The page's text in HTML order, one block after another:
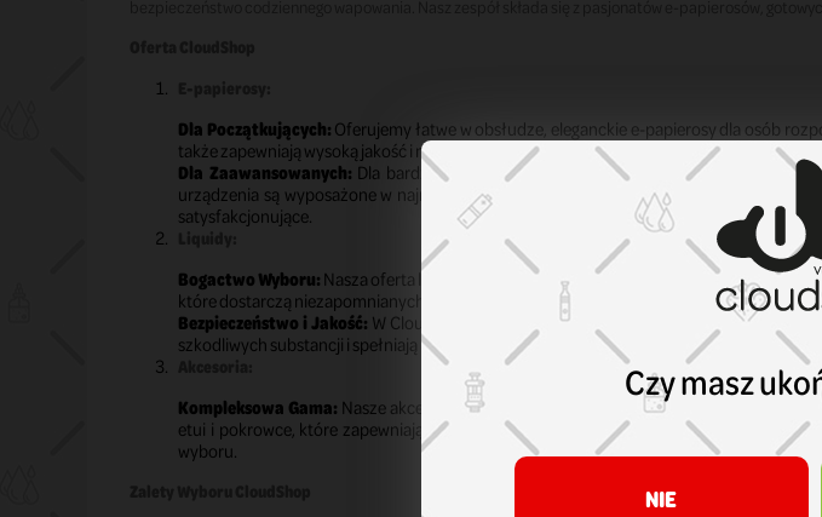
Dla Początkujących:Oferujemy łatwe w obsłudze, eleganckie e-papierosy dla osób
także zapewniają wysoką jakość i niezawodność, co ułatwia przejście z tradycyjnych
Dla Zaawansowanych: Dla bardziej doświadczonych użytkowników proponujemy
urządzenia są wyposażone w najnowsze technologie, pozwalające na regulację
satysfakcjonujące.
Bogactwo Wyboru:Nasza oferta liquidów to prawdziwy raj dla smakoszy. Oferujemy
które dostarczą niezapomnianych doznań smakowych. Każdy liquid jest starannie
Bezpieczeństwo i Jakość: W CloudShop priorytetem jest bezpieczeństwo naszych
szkodliwych substancji i spełniają najwyższe standardy jakościowe.
Kompleksowa Gama: Nasze akcesoria obejmują wszystko, czego potrzebujesz do
etui i pokrowce, które zapewniają nie tylko ochronę, ale także wygodę użytkowania.
wyboru.
Czy masz
NIE